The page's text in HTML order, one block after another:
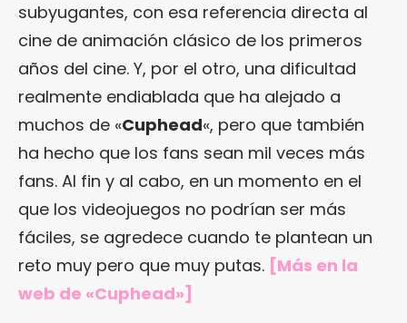
subyugantes, con esa referencia directa al
cine de animación clásico de los primeros
años del cine. Y, por el otro, una dificultad
realmente endiablada que ha alejado a
muchos de «Cuphead«, pero que también
ha hecho que los fans sean mil veces más
fans. Al fin y al cabo, en un momento en el
que los videojuegos no podrían ser más
fáciles, se agredece cuando te plantean un
reto muy pero que muy putas. [Más en la
web de «Cuphead»]